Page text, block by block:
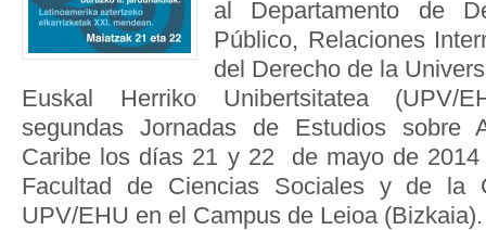
al Departamento de
Público, Relaciones
del Derecho de la
Euskal Herriko Unibertsitatea (UPV/
segundas Jornadas de Estudios sobre
Caribe los días 21 y 22 de mayo de
Facultad de Ciencias Sociales y de la
UPV/EHU en el Campus de Leioa (Bizkaia).